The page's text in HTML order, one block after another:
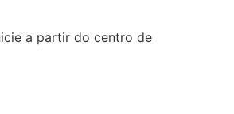
a partir do centro de